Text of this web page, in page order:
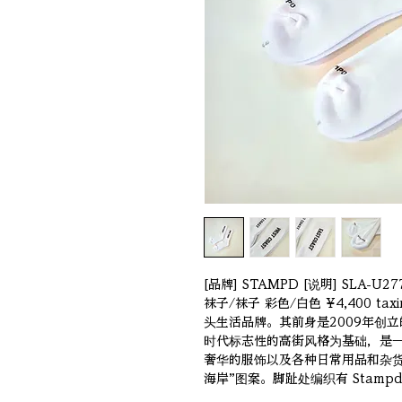
[品牌] STAMPD [说明] SLA-
袜子/袜子 彩色/白色 ¥4,400
头生活品牌。其前身是2009年
时代标志性的高街风格为基础，是
奢华的服饰以及各种日常用品和杂
海岸”图案。脚趾处编织有